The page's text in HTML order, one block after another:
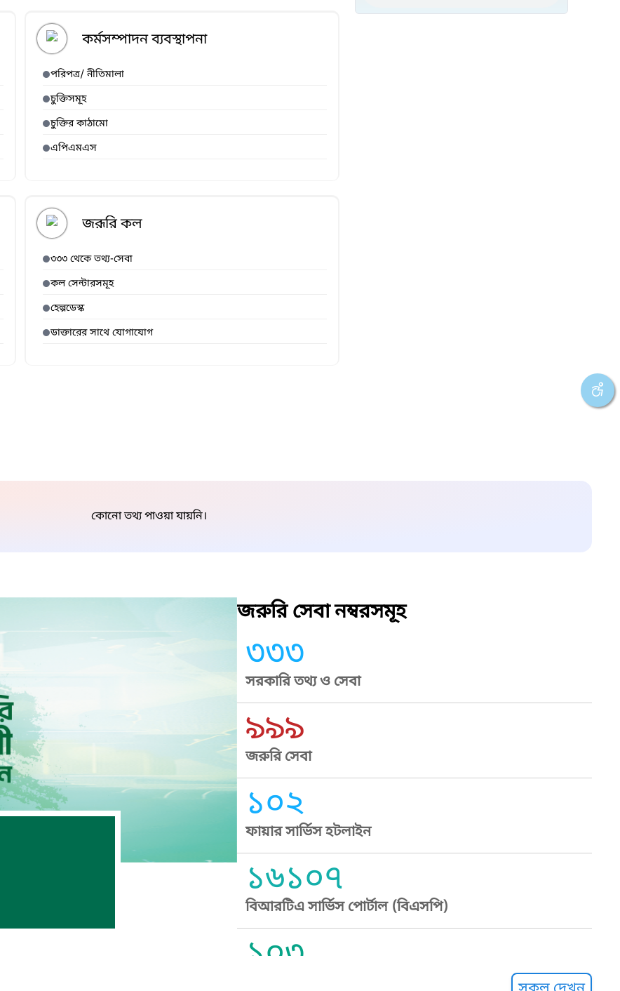
কর্মসম্পাদন ব্যবস্থাপনা
পরিপত্র/ নীতিমালা
চুক্তিসমূহ
চুক্তির কাঠামো
এপিএমএস
জরূরি কল
৩৩৩ থেকে তথ্য-সেবা
কল সেন্টারসমূহ
হেল্পডেস্ক
ডাক্তারের সাথে যোগাযোগ
কোনো তথ্য পাওয়া যায়নি।
জরুরি সেবা নম্বরসমূহ
৩৩৩
সরকারি তথ্য ও সেবা
৯৯৯
জরুরি সেবা
১০২
ফায়ার সার্ভিস হটলাইন
১৬১০৭
বিআরটিএ সার্ভিস পোর্টাল (বিএসপি)
১০৩